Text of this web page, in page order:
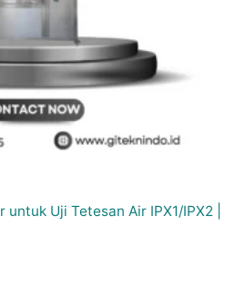
Uji Tetesan Air IPX1/IPX2 |